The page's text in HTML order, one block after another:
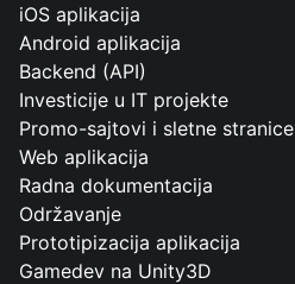
iOS aplikacija
Android aplikacija
Backend (API)
Investicije u IT projekte
Promo-sajtovi i sletne stranice
Web aplikacija
Radna dokumentacija
Održavanje
Prototipizacija aplikacija
Gamedev na Unity3D